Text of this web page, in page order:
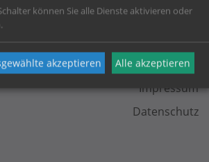
KONTAKT
Impressum
Datenschutz
können Sie alle Dienste aktivieren oder
akzeptieren Alle akzeptieren